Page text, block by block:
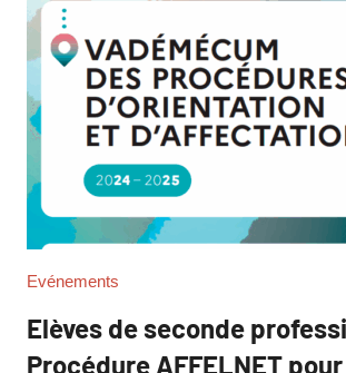
Evénements
Elèves de seconde
Procédure AFFELNET